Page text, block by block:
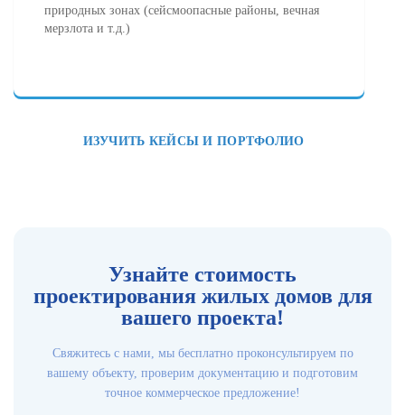
природных зонах (сейсмоопасные районы, вечная
мерзлота и т.д.)
ИЗУЧИТЬ КЕЙСЫ И ПОРТФОЛИО
Узнайте стоимость
проектирования жилых домов для
вашего проекта!
Свяжитесь с нами, мы бесплатно проконсультируем по
вашему объекту, проверим документацию и подготовим
точное коммерческое предложение!